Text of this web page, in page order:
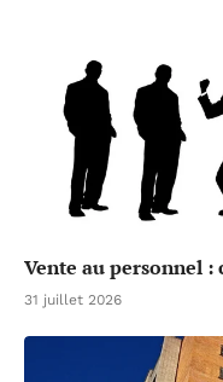
Vente au personnel
31 juillet 2026